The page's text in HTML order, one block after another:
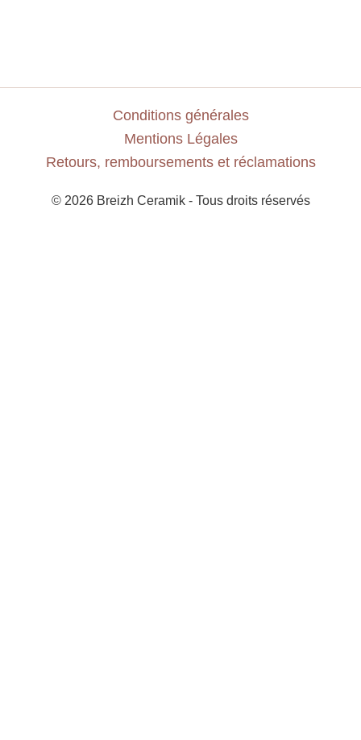
Conditions générales
Mentions Légales
Retours, remboursements et réclamations
© 2026 Breizh Ceramik - Tous droits réservés